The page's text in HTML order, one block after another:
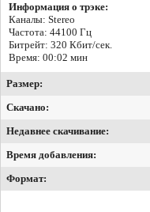
Информация о трэке:
Каналы: Stereo
Частота: 44100 Гц
Битрейт: 320 Кбит/сек.
Время: 00:02 мин
Размер:
Скачано:
Недавнее скачивание:
Время добавления:
Формат: